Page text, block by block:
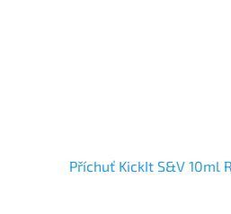
Příchuť KickIt S&V 10ml